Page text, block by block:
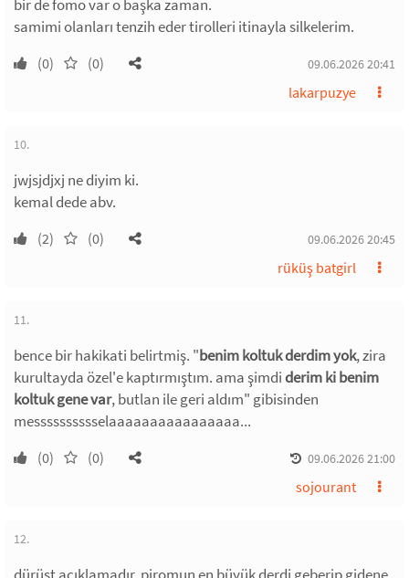
bir de fomo var o başka zaman.
samimi olanları tenzih eder tirolleri itinayla silkelerim.
(0) (0) 09.06.2026 20:41
lakarpuzye
10.
jwjsjdjxj ne diyim ki.
kemal dede abv.
(2) (0) 09.06.2026 20:45
rüküş batgirl
11.
bence bir hakikati belirtmiş. "benim koltuk derdim yok, zira
kurultayda özel'e kaptırmıştım. ama şimdiderim ki benim
koltuk gene var, butlan ile geri aldım" gibisinden
messsssssssselaaaaaaaaaaaaaaaa...
(0) (0) 09.06.2026 21:00
sojourant
12.